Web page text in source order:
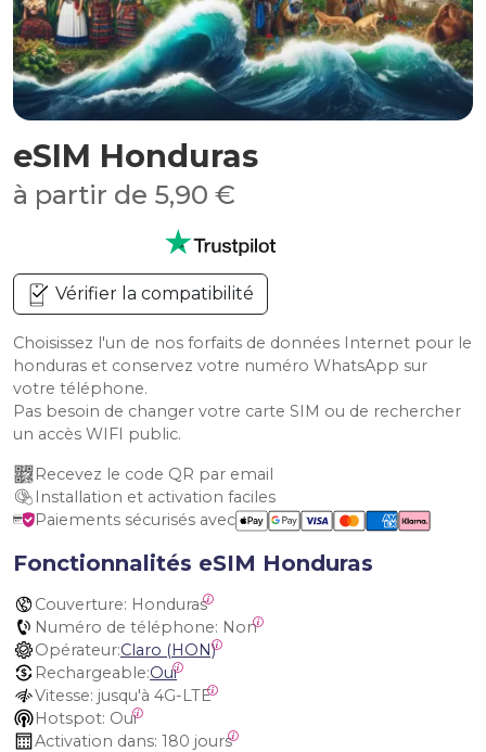
eSIM Honduras
à partir de 5,90 €
Vérifier la compatibilité
Choisissez l'un de nos forfaits de données Internet pour le
honduras et conservez votre numéro WhatsApp sur
votre téléphone.
Pas besoin de changer votre carte SIM ou de rechercher
un accès WIFI public.
Recevez le code QR par email
Installation et activation faciles
Paiements sécurisés avec
Fonctionnalités eSIM Honduras
Couverture: Honduras
Numéro de téléphone: Non
Opérateur:Claro (HON)
Rechargeable:Oui
Vitesse: jusqu'à 4G-LTE
Hotspot: Oui
Activation dans: 180 jours